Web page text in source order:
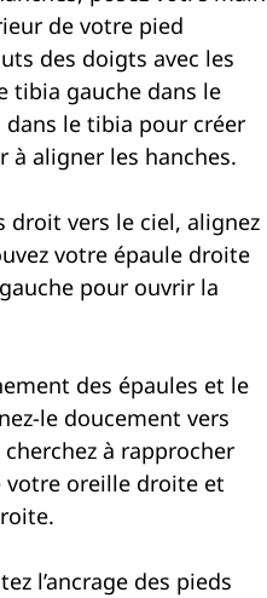
de votre pied
des doigts avec les
tibia gauche dans le
le tibia pour créer
à aligner les hanches.
droit vers le ciel, alignez
votre épaule droite
pour ouvrir la
des épaules et le
le doucement vers
à rapprocher
oreille droite et
l’ancrage des pieds